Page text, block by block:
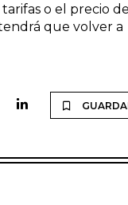
o el precio
que volver a